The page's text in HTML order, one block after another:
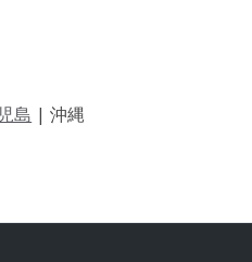
島 |沖縄